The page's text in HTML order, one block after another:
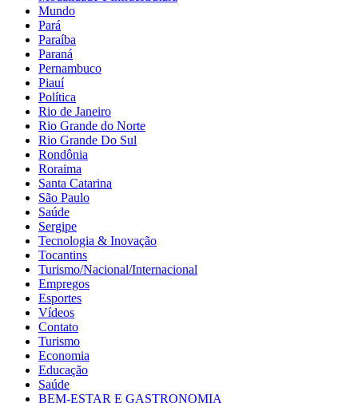
Mundo
Pará
Paraíba
Paraná
Pernambuco
Piauí
Política
Rio de Janeiro
Rio Grande do Norte
Rio Grande Do Sul
Rondônia
Roraima
Santa Catarina
São Paulo
Saúde
Sergipe
Tecnologia & Inovação
Tocantins
Turismo/Nacional/Internacional
Empregos
Esportes
Vídeos
Contato
Turismo
Economia
Educação
Saúde
BEM-ESTAR E GASTRONOMIA